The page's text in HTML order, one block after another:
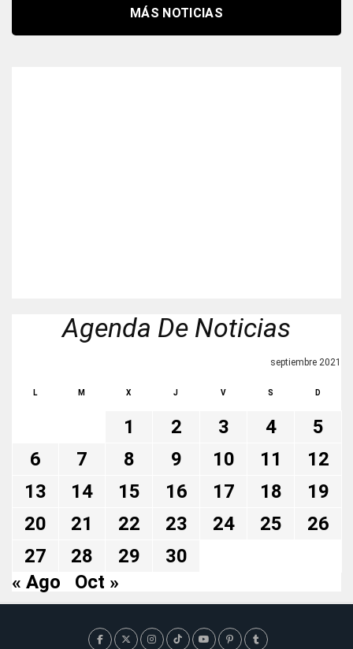
MÁS NOTICIAS
Agenda De Noticias
septiembre 2021
L M X J V S D
1 2 3 4
5
6
7 8 9 10 11
12
13
14 15 16 17 18
19
20
21 22 23 24 25
26
27
28 29
30
« Ago
Oct »